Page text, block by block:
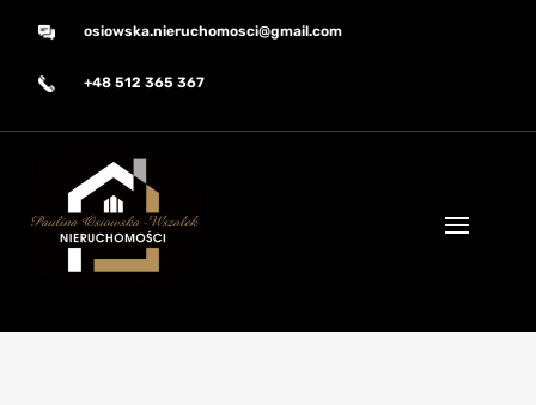
osiowska.nieruchomosci@gmail.com
+48 512 365 367